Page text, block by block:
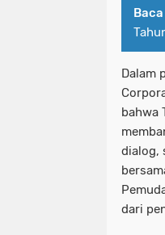
Dalam
bahwa
dialog,
dari